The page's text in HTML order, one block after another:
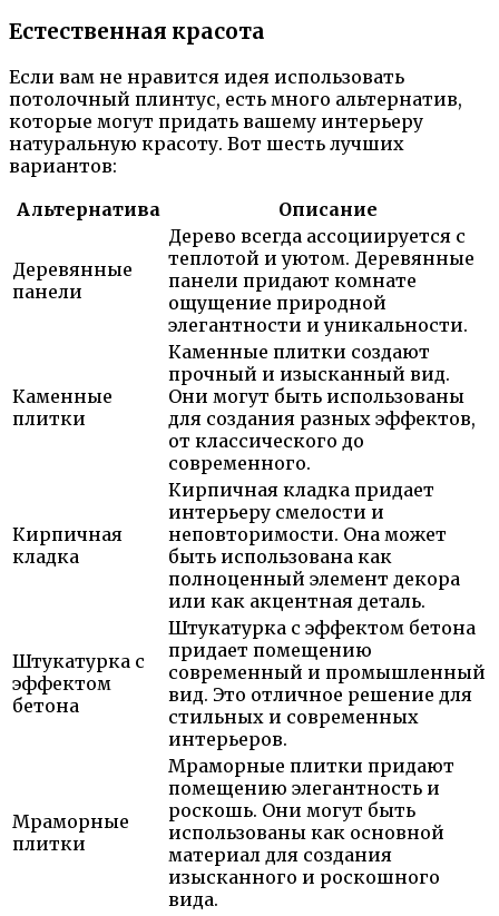
Естественная красота
Если вам не нравится идея использовать
потолочный плинтус, есть много альтернатив,
которые могут придать вашему интерьеру
натуральную красоту. Вот шесть лучших
вариантов:
Альтернатива
Описание
Деревянные
панели
Дерево всегда ассоциируется с
теплотой и уютом. Деревянные
панели придают комнате
ощущение природной
элегантности и уникальности.
Каменные
плитки
Каменные плитки создают
прочный и изысканный вид.
Они могут быть использованы
для создания разных эффектов,
от классического до
современного.
Кирпичная
кладка
Кирпичная кладка придает
интерьеру смелости и
неповторимости. Она может
быть использована как
полноценный элемент декора
или как акцентная деталь.
Штукатурка с
эффектом
бетона
Штукатурка с эффектом бетона
придает помещению
современный и промышленный
вид. Это отличное решение для
стильных и современных
интерьеров.
Мраморные
плитки
Мраморные плитки придают
помещению элегантность и
роскошь. Они могут быть
использованы как основной
материал для создания
изысканного и роскошного
вида.